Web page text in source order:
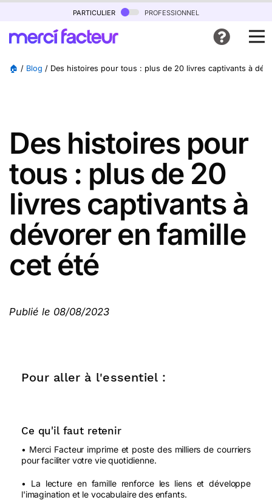
particulier professionnel
🏠 / Blog / Des histoires pour tous : plus de 20 livres captivants à
Des histoires pour
tous : plus de 20
livres captivants à
dévorer en famille
cet été
Publié le 08/08/2023
Pour aller à l'essentiel :
Ce qu'il faut retenir
• Merci Facteur imprime et poste des milliers de courriers
pour faciliter votre vie quotidienne.
• La lecture en famille renforce les liens et développe
l'imagination et le vocabulaire des enfants.